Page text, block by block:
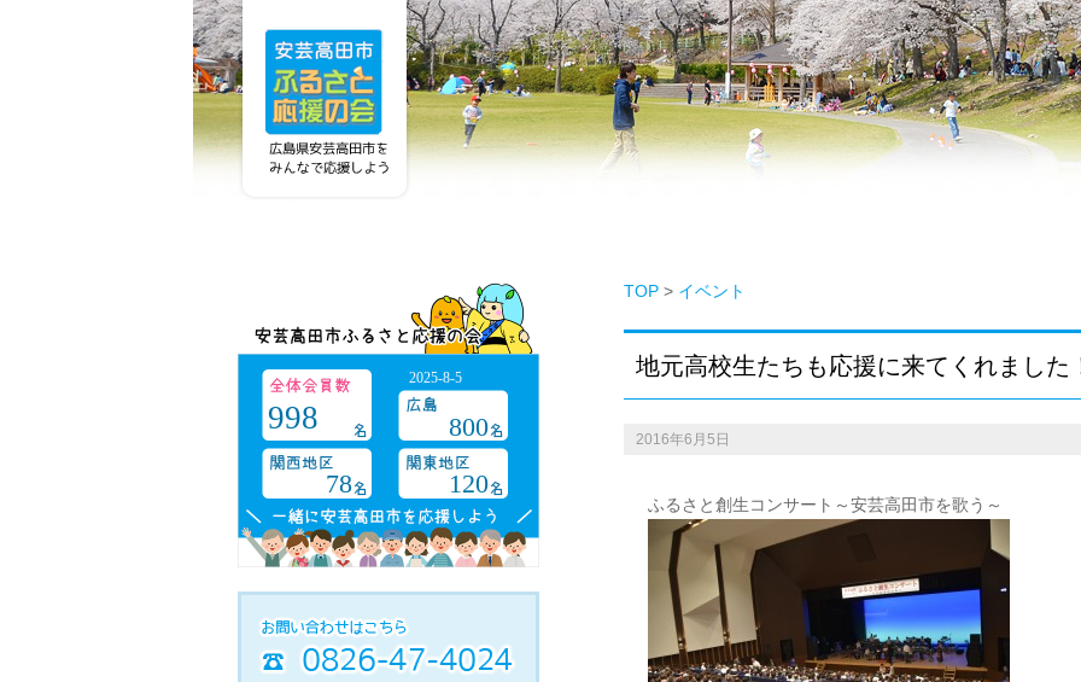
2025-8-5
998
800
78
120
TOP > イベント
地元高校生たちも応援に来てくれました
2016年6月5日
ふるさと創生コンサート～安芸高田市を歌う～